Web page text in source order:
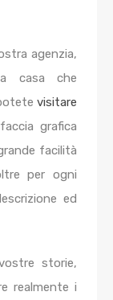
agenzia,
casa che
visitare
grafica
facilità
per ogni
ed
storie,
realmente i